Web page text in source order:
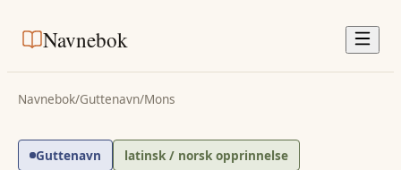
Navnebok
Navnebok/Guttenavn/Mons
Guttenavn
latinsk / norsk opprinnelse